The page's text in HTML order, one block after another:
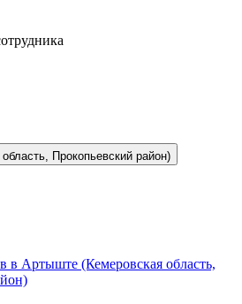
Прокопьевский район)
в Артыште (Кемеровская область,